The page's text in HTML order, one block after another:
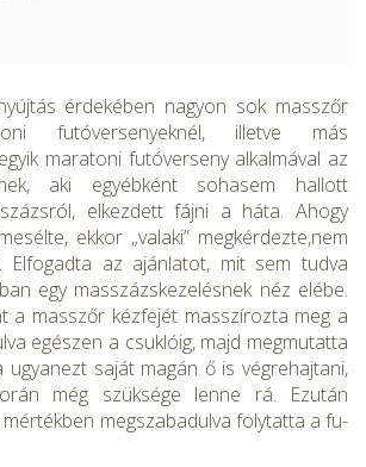
érdekében nagyon sok masszőr
futóversenyeknél, illetve más
maratoni futóverseny alkalmával az
aki egyéb­ként sohasem hallott
elkezdett fájni a háta. Ahogy
ekkor „valaki” megkérdezte,nem
Elfogadta az ajánlatot, mit sem tudva
egy masszázskezelésnek néz elébe.
a masszőr kézfejét masszírozta meg a
egé­szen a csuklóig, majd megmutatta
ugyanezt saját magán ő is végrehajtani,
még szüksége lenne rá. Ezután
megszabadulva folytatta a fu­